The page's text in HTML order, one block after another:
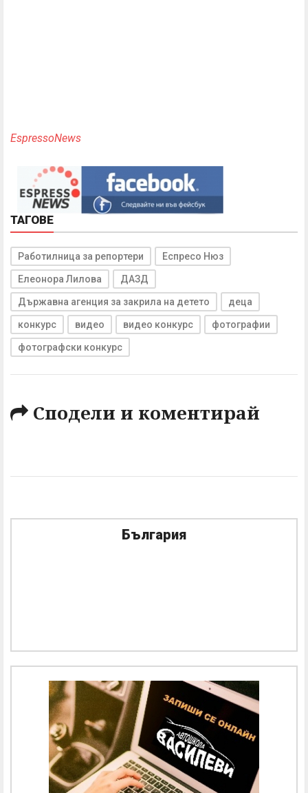
EspressoNews
ТАГОВЕ
Работилница за репортери Еспресо Нюз
Елеонора Лилова ДАЗД
Държавна агенция за закрила на детето деца
конкурс видео видео конкурс фотографии
фотографски конкурс
Сподели и коментирай
България